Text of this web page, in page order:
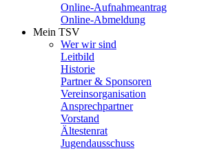
Online-Aufnahmeantrag
Online-Abmeldung
Mein TSV
Wer wir sind
Leitbild
Historie
Partner & Sponsoren
Vereinsorganisation
Ansprechpartner
Vorstand
Ältestenrat
Jugendausschuss